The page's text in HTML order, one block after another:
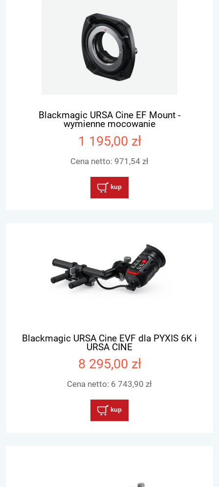
Blackmagic URSA Cine EF Mount -
wymienne mocowanie
1 195,00 zł
Cena netto: 971,54 zł
kup
Blackmagic URSA Cine EVF dla PYXIS 6K i
URSA CINE
8 295,00 zł
Cena netto: 6 743,90 zł
kup